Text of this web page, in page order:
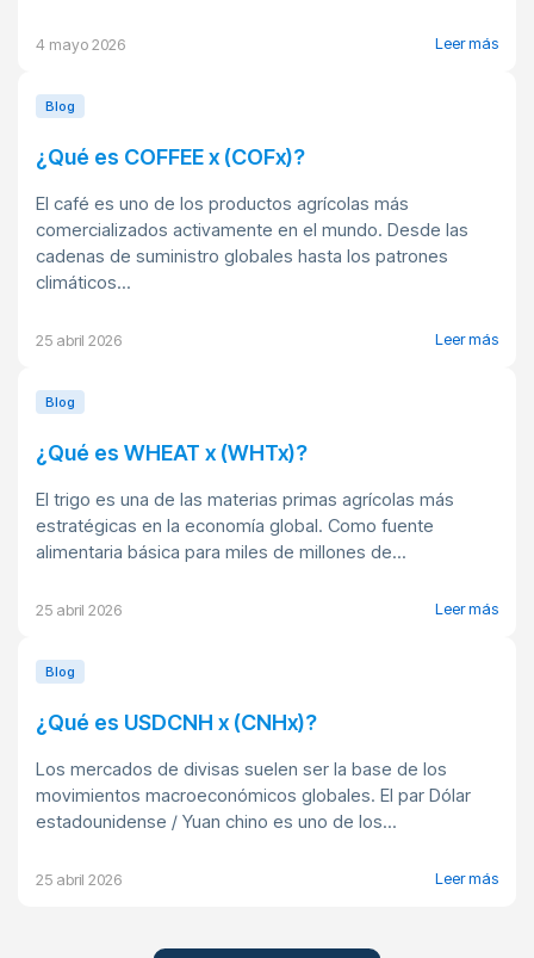
4 mayo 2026 Leer más
Blog
¿Qué es COFFEE x (COFx)?
El café es uno de los productos agrícolas más
comercializados activamente en el mundo. Desde las
cadenas de suministro globales hasta los patrones
climáticos...
25 abril 2026 Leer más
Blog
¿Qué es WHEAT x (WHTx)?
El trigo es una de las materias primas agrícolas más
estratégicas en la economía global. Como fuente
alimentaria básica para miles de millones de...
25 abril 2026 Leer más
Blog
¿Qué es USDCNH x (CNHx)?
Los mercados de divisas suelen ser la base de los
movimientos macroeconómicos globales. El par Dólar
estadounidense / Yuan chino es uno de los...
25 abril 2026 Leer más